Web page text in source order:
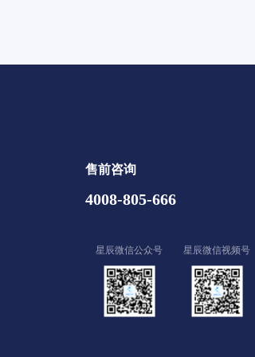
售前咨询
4008-805-666
星辰微信公众号 星辰微信视频号